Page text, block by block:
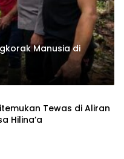
Manusia di
Tewas di Aliran
Hilina’a